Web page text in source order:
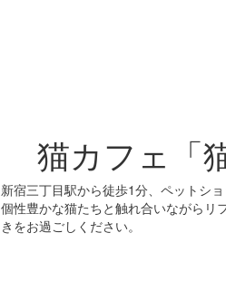
猫カフェ「
新宿三丁目駅から徒歩1分、ペットシ
個性豊かな猫たちと触れ合いながらリ
きをお過ごしください。